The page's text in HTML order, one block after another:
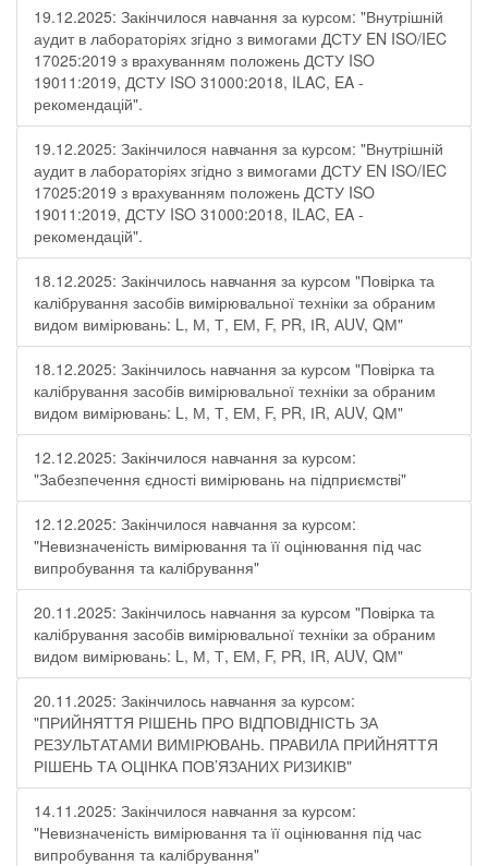
19.12.2025: Закінчилося навчання за курсом: "Внутрішній
аудит в лабораторіях згідно з вимогами ДСТУ EN ISO/IEC
17025:2019 з врахуванням положень ДСТУ ISO
19011:2019, ДСТУ ISO 31000:2018, ILAC, EA -
рекомендацій".
19.12.2025: Закінчилося навчання за курсом: "Внутрішній
аудит в лабораторіях згідно з вимогами ДСТУ EN ISO/IEC
17025:2019 з врахуванням положень ДСТУ ISO
19011:2019, ДСТУ ISO 31000:2018, ILAC, EA -
рекомендацій".
18.12.2025: Закінчилось навчання за курсом "Повірка та
калібрування засобів вимірювальної техніки за обраним
видом вимірювань: L, М, Т, ЕМ, F, РR, ІR, АUV, QМ"
18.12.2025: Закінчилось навчання за курсом "Повірка та
калібрування засобів вимірювальної техніки за обраним
видом вимірювань: L, М, Т, ЕМ, F, РR, ІR, АUV, QМ"
12.12.2025: Закінчилося навчання за курсом:
"Забезпечення єдності вимірювань на підприємстві"
12.12.2025: Закінчилося навчання за курсом:
"Невизначеність вимірювання та її оцінювання під час
випробування та калібрування"
20.11.2025: Закінчилось навчання за курсом "Повірка та
калібрування засобів вимірювальної техніки за обраним
видом вимірювань: L, М, Т, ЕМ, F, РR, ІR, АUV, QМ"
20.11.2025: Закінчилось навчання за курсом:
"ПРИЙНЯТТЯ РІШЕНЬ ПРО ВІДПОВІДНІСТЬ ЗА
РЕЗУЛЬТАТАМИ ВИМІРЮВАНЬ. ПРАВИЛА ПРИЙНЯТТЯ
РІШЕНЬ ТА ОЦІНКА ПОВ’ЯЗАНИХ РИЗИКІВ"
14.11.2025: Закінчилося навчання за курсом:
"Невизначеність вимірювання та її оцінювання під час
випробування та калібрування"